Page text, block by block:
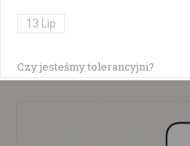
13 Lip
Czy jesteśmy tolerancyjni?
Czołowe zderzenie w Zezulinie